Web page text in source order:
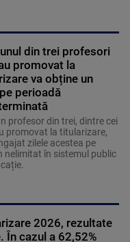
din trei profesori
promovat la
va obține un
perioadă
profesor din trei, dintre cei
promovat la titularizare,
zilele acestea pe
nelimitat în sistemul public
2026, rezultate
În cazul a 62,52%